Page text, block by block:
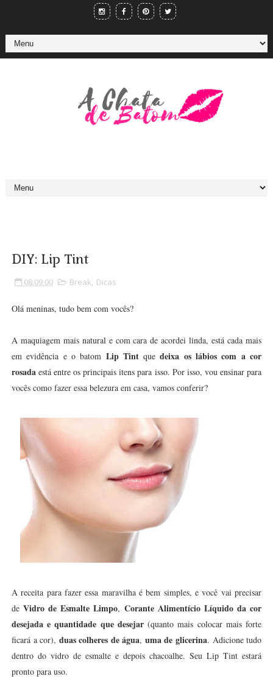
DIY: Lip Tint
08:09:00 Break, Dicas
Olá meninas, tudo bem com vocês?
A maquiagem mais natural e com cara de acordei linda, está cada mais
em evidência e o batom Lip Tintque deixa os lábios com a cor
rosadaestá entre os principais itens para isso. Por isso, vou ensinar para
vocês como fazer essa belezura em casa, vamos conferir?
A receita para fazer essa maravilha é bem simples, e você vai precisar
deVidro de Esmalte Limpo, Corante Alimentício Líquido da cor
desejada e quantidade que desejar(quanto mais colocar mais forte
ficará a cor), duas colheres de água, uma de glicerina. Adicione tudo
dentro do vidro de esmalte e depois chacoalhe. Seu Lip Tint estará
pronto para uso.